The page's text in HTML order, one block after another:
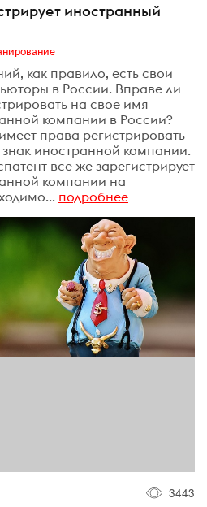
иностранный
как правило, есть свои
в России. Вправе ли
на свое имя
компании в России?
права регистрировать
иностранной компании.
все же зарегистрирует
компании на
подробнее
3443